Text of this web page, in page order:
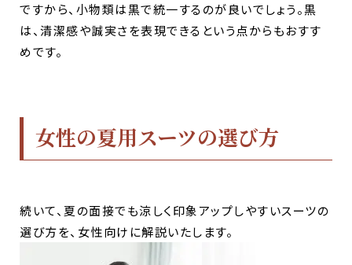
ですから、小物類は黒で統一するのが良いでしょう。黒
は、清潔感や誠実さを表現できるという点からもおすす
めです。
女性の夏用スーツの選び方
続いて、夏の面接でも涼しく印象アップしやすいスーツの
選び方を、女性向けに解説いたします。